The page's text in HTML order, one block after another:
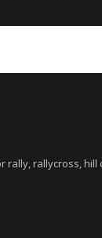
rallycross, hill